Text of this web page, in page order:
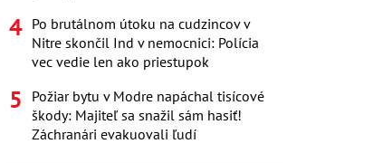
Po brutálnom útoku na cudzincov v
Nitre skončil Ind v nemocnici: Polícia
vec vedie len ako priestupok
Požiar bytu v Modre napáchal tisícové
škody: Majiteľ sa snažil sám hasiť!
Záchranári evakuovali ľudí